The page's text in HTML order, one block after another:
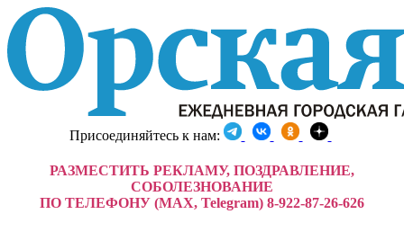
Присоединяйтесь к нам:
РАЗМЕСТИТЬ РЕКЛАМУ, ПОЗДРАВЛЕНИЕ,
СОБОЛЕЗНОВАНИЕ
ПО ТЕЛЕФОНУ (MAX, Telegram) 8-922-87-26-626